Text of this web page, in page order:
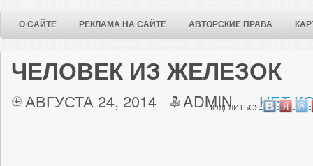
О САЙТЕ РЕКЛАМА НА САЙТЕ АВТОРСКИЕ ПРАВА
ЧЕЛОВЕК ИЗ ЖЕЛЕЗОК
АВГУСТА 24, 2014 ADMIN НЕТ
ПОДЕЛИТЬСЯ: